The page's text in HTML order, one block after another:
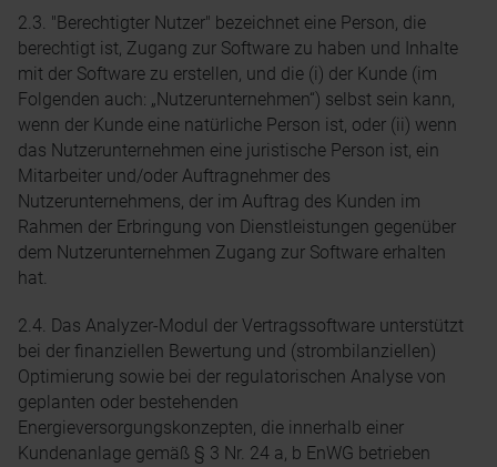
2.3. "Berechtigter Nutzer" bezeichnet eine Person, die
berechtigt ist, Zugang zur Software zu haben und Inhalte
mit der Software zu erstellen, und die (i) der Kunde (im
Folgenden auch: „Nutzerunternehmen“) selbst sein kann,
wenn der Kunde eine natürliche Person ist, oder (ii) wenn
das Nutzerunternehmen eine juristische Person ist, ein
Mitarbeiter und/oder Auftragnehmer des
Nutzerunternehmens, der im Auftrag des Kunden im
Rahmen der Erbringung von Dienstleistungen gegenüber
dem Nutzerunternehmen Zugang zur Software erhalten
hat.
2.4. Das Analyzer-Modul der Vertragssoftware unterstützt
bei der finanziellen Bewertung und (strombilanziellen)
Optimierung sowie bei der regulatorischen Analyse von
geplanten oder bestehenden
Energieversorgungskonzepten, die innerhalb einer
Kundenanlage gemäß § 3 Nr. 24 a, b EnWG betrieben